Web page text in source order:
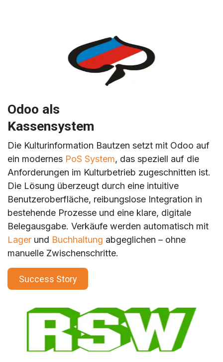
Odoo als
Kassensystem
Die Kulturinformation Bautzen setzt mit Odoo auf
ein modernes PoS System, das speziell auf die
Anforderungen im Kulturbetrieb zugeschnitten ist.
Die Lösung überzeugt durch eine intuitive
Benutzeroberfläche, reibungslose Integration in
bestehende Prozesse und eine klare, digitale
Belegausgabe. Verkäufe werden automatisch mit
Lager und Buchhaltung abgeglichen – ohne
manuelle Zwischenschritte.
Success Story